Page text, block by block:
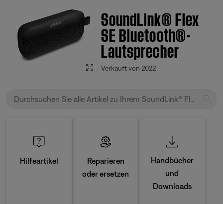
SoundLink® Flex
SE Bluetooth®-
Lautsprecher
Verkauft von 2022
Hilfeartikel
Reparieren
oder ersetzen
Handbücher
und
Downloads